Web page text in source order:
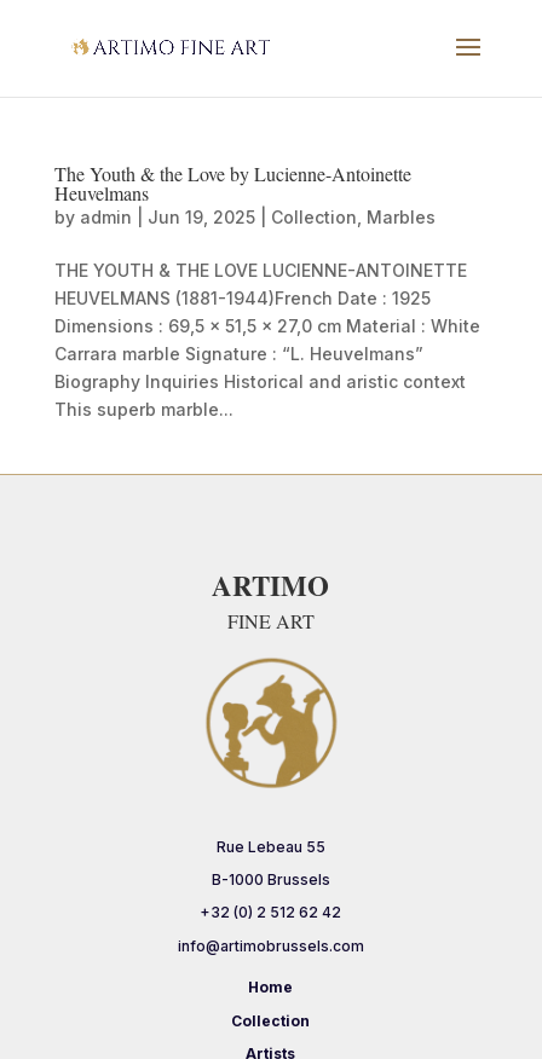
The Youth & the Love by Lucienne-Antoinette
Heuvelmans
by admin Jun 19, 2025| Collection Marbles
THE YOUTH & THE LOVE LUCIENNE-ANTOINETTE
HEUVELMANS (1881-1944)French Date : 1925
Dimensions : 69,5 x 51,5 x 27,0 cm Material : White
Carrara marble Signature : “L. Heuvelmans”
Biography Inquiries Historical and aristic context
This superb marble...
ARTIMO
FINE ART
Rue Lebeau 55
B-1000 Brussels
+32 (0) 2 512 62 42
info@artimobrussels.com
Home
Collection
Artists